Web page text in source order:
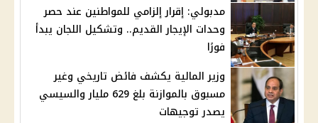
مدبولي: إقرار إلزامي للمواطنين عند حصر
وحدات الإيجار القديم.. وتشكيل اللجان يبدأ
فورًا
وزير المالية يكشف فائض تاريخي وغير
مسبوق بالموازنة بلغ 629 مليار والسيسي
يصدر توجيهات